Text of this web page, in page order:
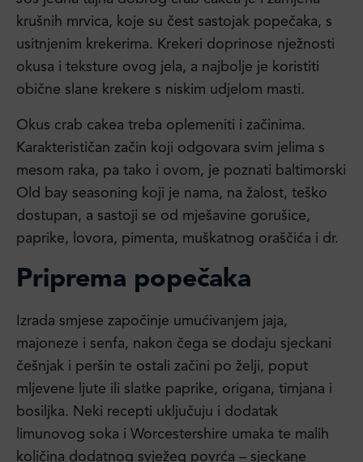
krušnih mrvica, koje su čest sastojak popečaka, s
usitnjenim krekerima. Krekeri doprinose nježnosti
okusa i teksture ovog jela, a najbolje je koristiti
obične slane krekere s niskim udjelom masti.
Okus crab cakea treba oplemeniti i začinima.
Karakterističan začin koji odgovara svim jelima s
mesom raka, pa tako i ovom, je poznati baltimorski
Old bay seasoning koji je nama, na žalost, teško
dostupan, a sastoji se od mješavine gorušice,
paprike, lovora, pimenta, muškatnog oraščića i dr.
Priprema popečaka
Izrada smjese započinje umućivanjem jaja,
majoneze i senfa, nakon čega se dodaju sjeckani
češnjak i peršin te ostali začini po želji, poput
mljevene ljute ili slatke paprike, origana, timjana i
bosiljka. Neki recepti uključuju i dodatak
limunovog soka i Worcestershire umaka te malih
količina dodatnog svježeg povrća – sjeckane